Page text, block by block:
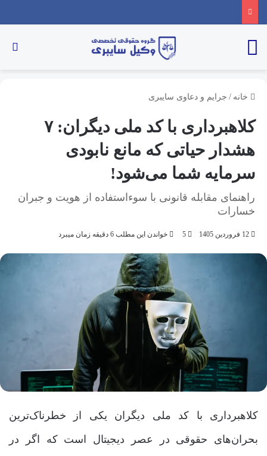
خانه / جرایم و دعاوی سایبری
کلاهبرداری با کد ملی دیگران: ۷
هشدار حیاتی که مانع نابودی
سرمایه شما می‌شود!
راهنمای مقابله قانونی با سوءاستفاده از هویت و جبران
خسارات
12 فروردین 1405 5 خواندن این مطلب 6 دقیقه زمان میبرد
کلاهبرداری با کد ملی دیگران یکی از خطرناک‌ترین
بحران‌های حقوقی در عصر دیجیتال است که اگر در